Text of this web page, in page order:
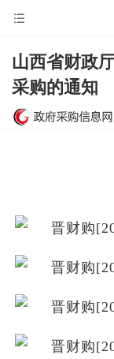
山西省财政
采购的通知